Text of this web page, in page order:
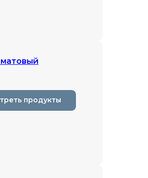
продукты